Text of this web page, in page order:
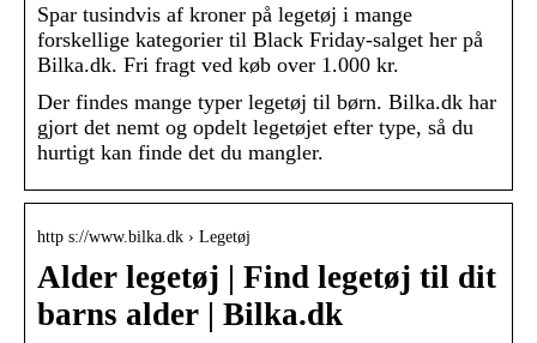
Spar tusindvis af kroner på legetøj i mange
forskellige kategorier til Black Friday-salget her på
Bilka.dk. Fri fragt ved køb over 1.000 kr.
Der findes mange typer legetøj til børn. Bilka.dk har
gjort det nemt og opdelt legetøjet efter type, så du
hurtigt kan finde det du mangler.
http s://www.bilka.dk › Legetøj
Alder legetøj | Find legetøj til dit
barns alder | Bilka.dk